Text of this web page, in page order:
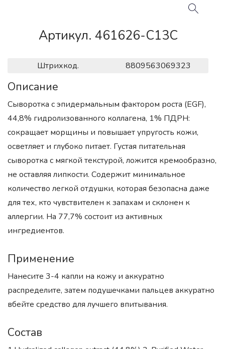
Артикул. 461626-C13C
Штрихкод. 8809563069323
Описание
Сыворотка с эпидермальным фактором роста (EGF),
44,8% гидролизованного коллагена, 1% ПДРН:
сокращает морщины и повышает упругость кожи,
осветляет и глубоко питает. Густая питательная
сыворотка с мягкой текстурой, ложится кремообразно,
не оставляя липкости. Содержит минимальное
количество легкой отдушки, которая безопасна даже
для тех, кто чувствителен к запахам и склонен к
аллергии. На 77,7% состоит из активных
ингредиентов.
Применение
Нанесите 3-4 капли на кожу и аккуратно
распределите, затем подушечками пальцев аккуратно
вбейте средство для лучшего впитывания.
Состав